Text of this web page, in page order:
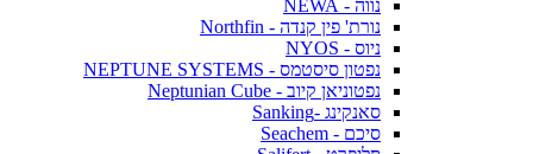
נווה - NEWA
נורת' פין קנדה - Northfin
ניוס - NYOS
נפטון סיסטמס - NEPTUNE SYSTEMS
נפטוניאן קיוב - Neptunian Cube
סאנקינג -Sanking
סיכם - Seachem